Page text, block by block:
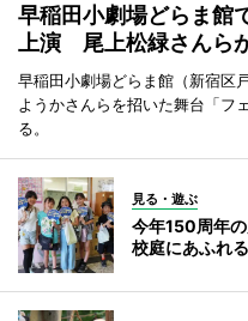
早稲田小劇場どらま館
上演 尾上松緑さんら
早稲田小劇場どらま館（新宿区
ようかさんらを招いた舞台「フ
る。
見る・遊ぶ
今年150周年
校庭にあふれ